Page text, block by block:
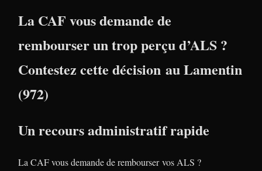
La CAF vous demande de
rembourser un trop perçu d’ALS ?
Contestez cette décision au Lamentin
(972)
Un recours administratif rapide
La CAF vous demande de rembourser vos ALS ?